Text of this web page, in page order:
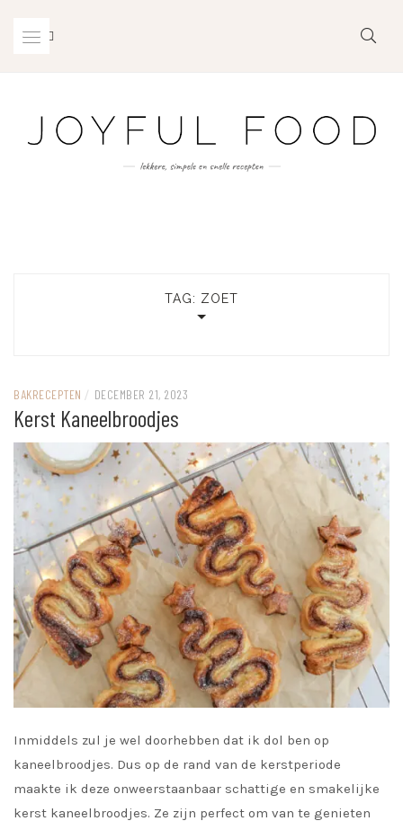
TAG: ZOET
BAKRECEPTEN / DECEMBER 21, 2023
Kerst Kaneelbroodjes
Inmiddels zul je wel doorhebben dat ik dol ben op
kaneelbroodjes. Dus op de rand van de kerstperiode
maakte ik deze onweerstaanbaar schattige en smakelijke
kerst kaneelbroodjes. Ze zijn perfect om van te genieten